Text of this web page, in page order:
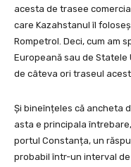
acesta de trasee
care Kazahstanul îl
Rompetrol. Deci, cum am
Europeană sau de
de câteva ori traseul
Și bineînțeles că ancheta
asta e principala
portul Constanța, un
probabil într-un interval